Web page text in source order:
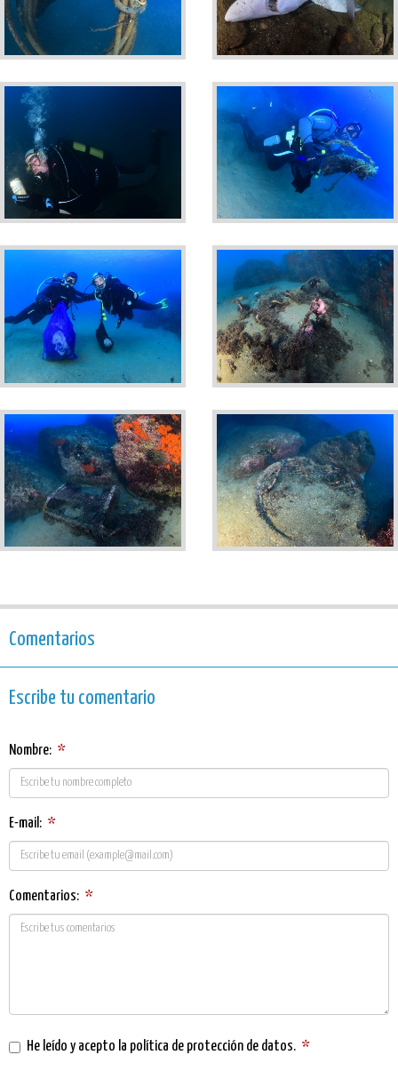
Comentarios
Escribe tu comentario
Nombre: *
E-mail: *
Comentarios: *
He leído y acepto la política de protección de datos. *